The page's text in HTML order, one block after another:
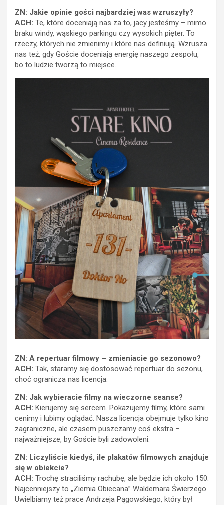
ZN: Jakie opinie gości najbardziej was wzruszyły?
ACH: Te, które doceniają nas za to, jacy jesteśmy – mimo
braku windy, wąskiego parkingu czy wysokich pięter. To
rzeczy, których nie zmienimy i które nas definiują. Wzrusza
nas też, gdy Goście doceniają energię naszego zespołu,
bo to ludzie tworzą to miejsce.
ZN: A repertuar filmowy – zmieniacie go sezonowo?
ACH: Tak, staramy się dostosować repertuar do sezonu,
choć ogranicza nas licencja.
ZN: Jak wybieracie filmy na wieczorne seanse?
ACH: Kierujemy się sercem. Pokazujemy filmy, które sami
cenimy i lubimy oglądać. Nasza licencja obejmuje tylko kino
zagraniczne, ale czasem puszczamy coś ekstra –
najważniejsze, by Goście byli zadowoleni.
ZN: Liczyliście kiedyś, ile plakatów filmowych znajduje
się w obiekcie?
ACH: Trochę straciliśmy rachubę, ale będzie ich około 150.
Najcenniejszy to „Ziemia Obiecana” Waldemara Świerzego.
Uwielbiamy też prace Andrzeja Pągowskiego, który był